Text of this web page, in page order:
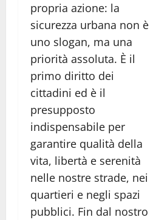
propria azione: la
sicurezza urbana non è
uno slogan, ma una
priorità assoluta. È il
primo diritto dei
cittadini ed è il
presupposto
indispensabile per
garantire qualità della
vita, libertà e serenità
nelle nostre strade, nei
quartieri e negli spazi
pubblici. Fin dal nostro